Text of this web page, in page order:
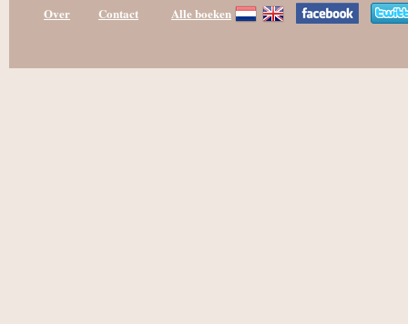
Over Contact Alle boeken